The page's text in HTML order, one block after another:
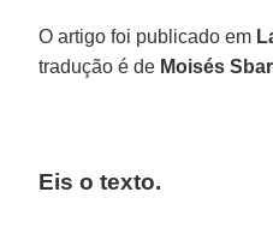
O artigo foi publicado em
tradução é de Moisés
Eis o texto.